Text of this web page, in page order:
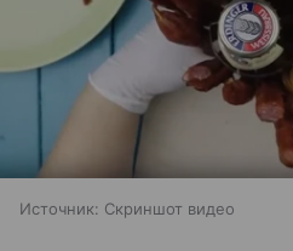
Источник: Скриншот видео